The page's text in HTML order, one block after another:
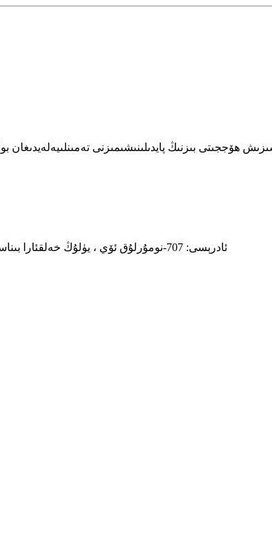
ئادرېسى: 707-نومۇرلۇق ئۆي ، يۈلۇڭ خەلقئارا بىناسى 1-نومۇر ، 98-نومۇر ، ئەنلىڭ يولى ، شيامېن 361006 ، جۇڭگو فۇجىيەن